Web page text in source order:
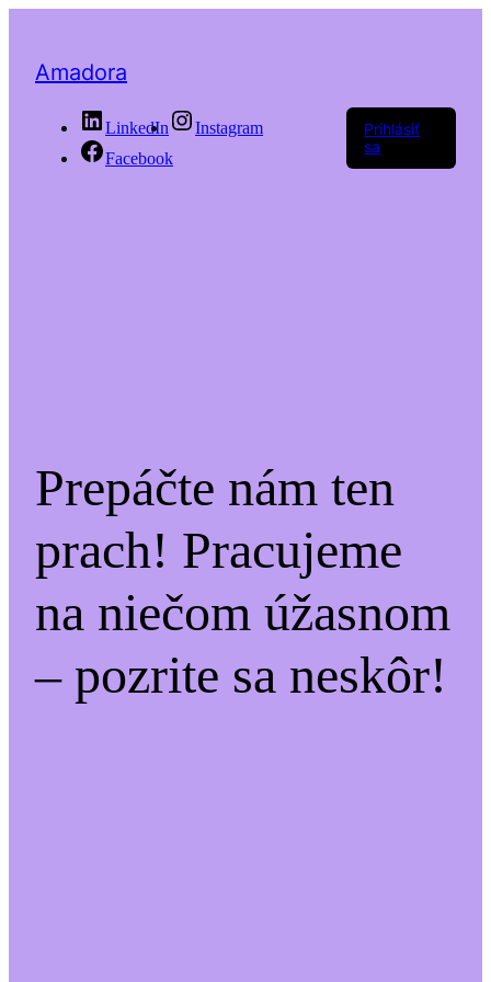
Amadora
LinkedIn
Instagram
Facebook
Prihlásiť
sa
Prepáčte nám ten
prach! Pracujeme
na niečom úžasnom
– pozrite sa neskôr!